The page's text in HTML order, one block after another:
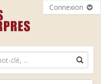
Connexion